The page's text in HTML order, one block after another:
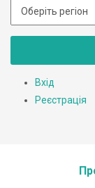
Вхід
Реєстрація